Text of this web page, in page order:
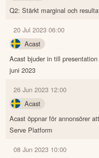
Q2: Stärkt marginal och
20 Jul 2023 06:00
Acast
Acast bjuder in till
juni 2023
26 Jun 2023 12:00
Acast
Acast öppnar för annonsörer
Serve Platform
08 Jun 2023 10:00